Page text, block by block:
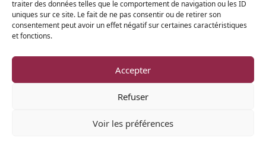
traiter des données telles que le comportement de navigation ou les ID
uniques sur ce site. Le fait de ne pas consentir ou de retirer son
consentement peut avoir un effet négatif sur certaines caractéristiques
et fonctions.
Accepter
Refuser
Voir les préférences
Agence Départementale de l’Attractivité et du
Tourisme de l’Aveyron
+33 5 65 75 55 80
Politique de confidentialité